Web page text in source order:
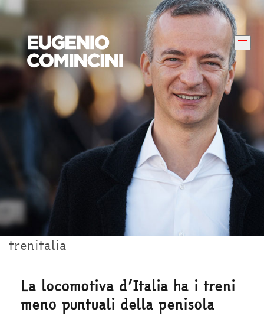
trenitalia
La locomotiva d’Italia ha i treni
meno puntuali della penisola